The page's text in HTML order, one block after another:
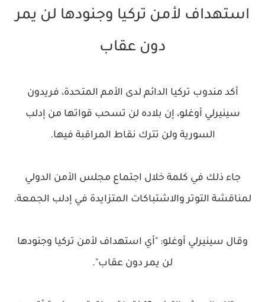
استهداف لأمن تركيا وجنودها لن يمر
دون عقاب
أكد مندوب تركيا الدائم لدى الأمم المتحدة، فريدون
سينيرلي أوغلو، إن بلاده لن تسحب قواتها من إدلب
السورية ولن تترك نقاط المراقبة فيها.
جاء ذلك في كلمة خلال اجتماع مجلس الأمن الدولي
لمناقشة التوتر والاشتباكات المتزايدة في إدلب الجمعة.
وقال سينيرلي أوغلو: "أي استهداف لأمن تركيا وجنودها
لن يمر دون عقاب".